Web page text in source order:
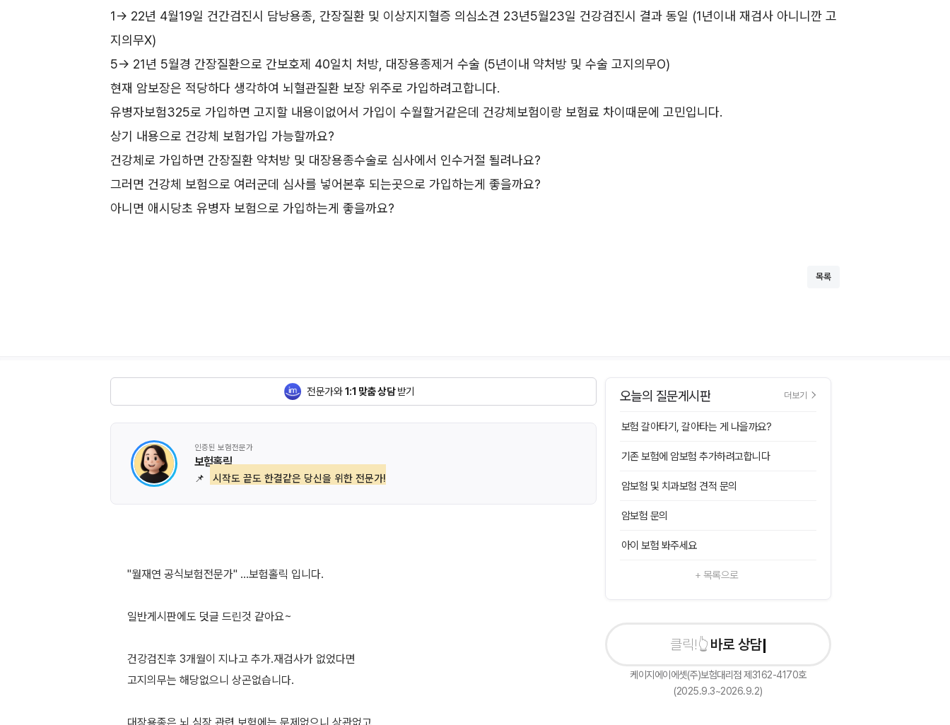
1-> 22년 4월19일 건간검진시 담낭용종, 간장질환 및 이상지지혈증 의심소견 23년5월23일 건강검진시 결과 동일 (1년이내 재검사 아니니깐 고
지의무X)
5-> 21년 5월경 간장질환으로 간보호제 40일치 처방, 대장용종제거 수술 (5년이내 약처방 및 수술 고지의무O)
현재 암보장은 적당하다 생각하여 뇌혈관질환 보장 위주로 가입하려고합니다.
유병자보험325로 가입하면 고지할 내용이없어서 가입이 수월할거같은데 건강체보험이랑 보험료 차이때문에 고민입니다.
상기 내용으로 건강체 보험가입 가능할까요?
건강체로 가입하면 간장질환 약처방 및 대장용종수술로 심사에서 인수거절 될려나요?
그러면 건강체 보험으로 여러군데 심사를 넣어본후 되는곳으로 가입하는게 좋을까요?
아니면 애시당초 유병자 보험으로 가입하는게 좋을까요?
목록
전문가와1:1 맞춤 상담받기
인증된 보험전문가
보험홀릭
📌 시작도 끝도 한결같은 당신을 위한 전문가!
"월재연 공식보험전문가" ...보험홀릭 입니다.
일반게시판에도 덧글 드린것 같아요~
건강검진후 3개월이 지나고 추가.재검사가 없었다면
고지의무는 해당없으니 상곤없습니다.
오늘의 질문게시판 더보기
보험 갈아타기, 갈아타는 게 나을까요?
기존 보험에 암보험 추가하려고합니다
암보험 및 치과보험 견적 문의
암보험 문의
아이 보험 봐주세요
+ 목록으로
바로 상담신청하기
케이지에이에셋(주)보험대리점 제3162-4170호
(2025.9.3~2026.9.2)